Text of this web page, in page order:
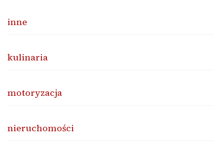
inne
kulinaria
motoryzacja
nieruchomości